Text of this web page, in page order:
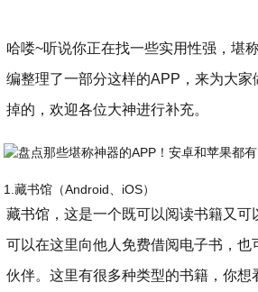
哈喽~听说你正在找一些实用性强，堪
编整理了一部分这样的APP，来为大
掉的，欢迎各位大神进行补充。
1.藏书馆（Android、iOS）
藏书馆，这是一个既可以阅读书籍又
可以在这里向他人免费借阅电子书，也
伙伴。这里有很多种类型的书籍，你想